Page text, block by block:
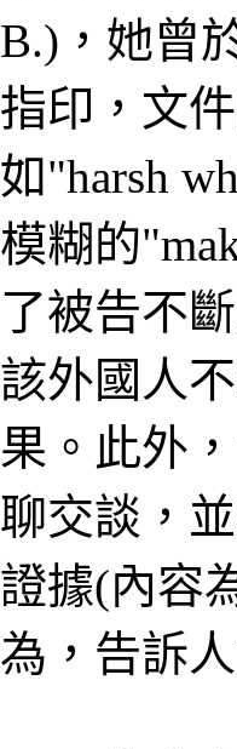
B.)，她曾
指印，文
如"harsh
模糊的
了被告不
該外國人
果。此外
聊交談，
證據(內容
為，告訴